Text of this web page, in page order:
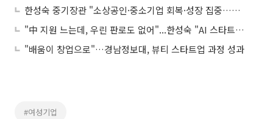
한성숙 중기장관 "소상공인·중소기업 회복·성장 집중…벤처생태계 활성화"
"中 지원 느는데, 우린 판로도 없어"...한성숙 "AI 스타트업 오픈이노베이션 강화"
"배움이 창업으로"…경남정보대, 뷰티 스타트업 과정 성과
#여성기업